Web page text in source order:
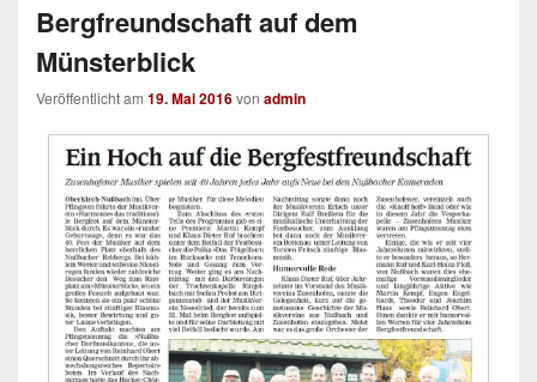
Bergfreundschaft auf dem
Münsterblick
Veröffentlicht am 19. Mai 2016von admin